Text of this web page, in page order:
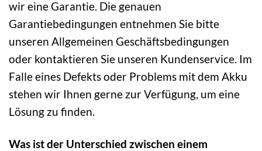
wir eine Garantie. Die genauen
Garantiebedingungen entnehmen Sie bitte
unseren Allgemeinen Geschäftsbedingungen
oder kontaktieren Sie unseren Kundenservice. Im
Falle eines Defekts oder Problems mit dem Akku
stehen wir Ihnen gerne zur Verfügung, um eine
Lösung zu finden.
Was ist der Unterschied zwischen einem